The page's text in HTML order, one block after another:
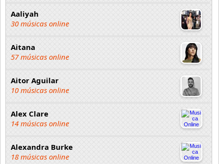
Aaliyah
30 músicas online
Aitana
57 músicas online
Aitor Aguilar
10 músicas online
Alex Clare
14 músicas online
Alexandra Burke
18 músicas online